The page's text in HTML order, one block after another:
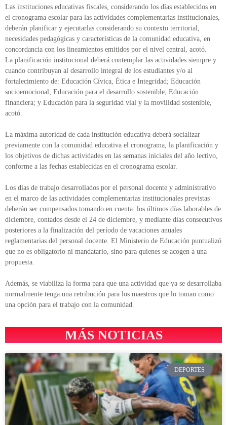
Las instituciones educativas fiscales, considerando los días establecidos en
el cronograma escolar para las actividades complementarias institucionales,
deberán planificar y ejecutarlas considerando su contexto territorial,
necesidades pedagógicas y características de la comunidad educativa, en
concordancia con los lineamientos emitidos por el nivel central, acotó.
La planificación institucional deberá contemplar las actividades siempre y
cuando contribuyan al desarrollo integral de los estudiantes y/o al
fortalecimiento de: Educación Cívica, Ética e Integridad; Educación
socioemocional; Educación para el desarrollo sostenible; Educación
financiera; y Educación para la seguridad vial y la movilidad sostenible,
acotó.
La máxima autoridad de cada institución educativa deberá socializar
previamente con la comunidad educativa el cronograma, la planificación y
los objetivos de dichas actividades en las semanas iniciales del año lectivo,
conforme a las fechas establecidas en el cronograma escolar.
Los días de trabajo desarrollados por el personal docente y administrativo
en el marco de las actividades complementarias institucionales previstas
deberán ser compensados tomando en cuenta: los últimos días laborables de
diciembre, contados desde el 24 de diciembre, y mediante días consecutivos
posteriores a la finalización del período de vacaciones anuales
reglamentarias del personal docente. El Ministerio de Educación puntualizó
que no es obligatorio ni mandatario, sino para quienes se acogen a una
propuesta.
Además, se viabiliza la forma para que una actividad que ya se desarrollaba
normalmente tenga una retribución para los maestros que lo toman como
una opción para el trabajo con la comunidad.
MÁS NOTICIAS
DEPORTES